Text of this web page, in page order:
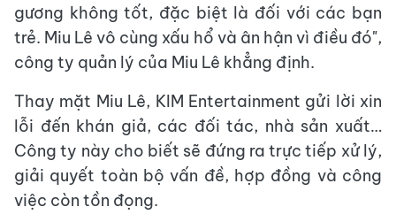
gương không tốt, đặc biệt là đối với các bạn
trẻ. Miu Lê vô cùng xấu hổ và ân hận vì điều đó",
công ty quản lý của Miu Lê khẳng định.
Thay mặt Miu Lê, KIM Entertainment gửi lời xin
lỗi đến khán giả, các đối tác, nhà sản xuất…
Công ty này cho biết sẽ đứng ra trực tiếp xử lý,
giải quyết toàn bộ vấn đề, hợp đồng và công
việc còn tồn đọng.